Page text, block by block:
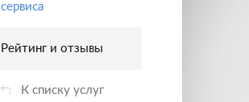
сервиса
Рейтинг и отзывы
К списку услуг